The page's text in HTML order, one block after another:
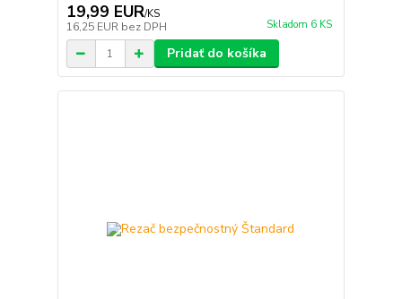
19,99 EUR/KS
16,25 EUR bez DPH Skladom 6 KS
Pridať do košíka